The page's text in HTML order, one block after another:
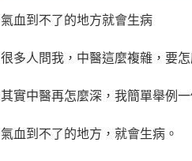
氣血到不了的地方就會生病
很多人問我，中醫這麼複雜，要
其實中醫再怎麼深，我簡單舉例
氣血到不了的地方，就會生病。